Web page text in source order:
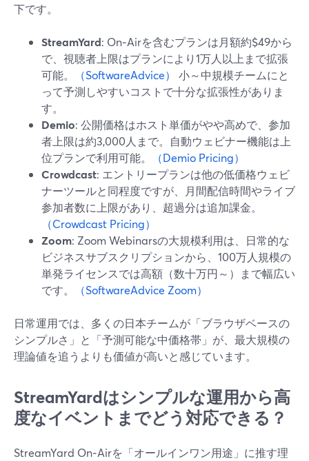
下です。
StreamYard: On‑Airを含むプランは月額約$49から
で、視聴者上限はプランにより1万人以上まで拡張
可能。
（SoftwareAdvice）
小～中規模チームにと
って予測しやすいコストで十分な拡張性がありま
す。
Demio: 公開価格はホスト単価がやや高めで、参加
者上限は約3,000人まで。自動ウェビナー機能は上
位プランで利用可能。
（Demio Pricing）
Crowdcast: エントリープランは他の低価格ウェビ
ナーツールと同程度ですが、月間配信時間やライブ
参加者数に上限があり、超過分は追加課金。
（Crowdcast Pricing）
Zoom: Zoom Webinarsの大規模利用は、日常的な
ビジネスサブスクリプションから、100万人規模の
単発ライセンスでは高額（数十万円～）まで幅広い
です。
（SoftwareAdvice Zoom）
日常運用では、多くの日本チームが「ブラウザベースの
シンプルさ」と「予測可能な中価格帯」が、最大規模の
理論値を追うよりも価値が高いと感じています。
StreamYardはシンプルな運用から高
度なイベントまでどう対応できる？
StreamYard On‑Airを「オールインワン用途」に推す理